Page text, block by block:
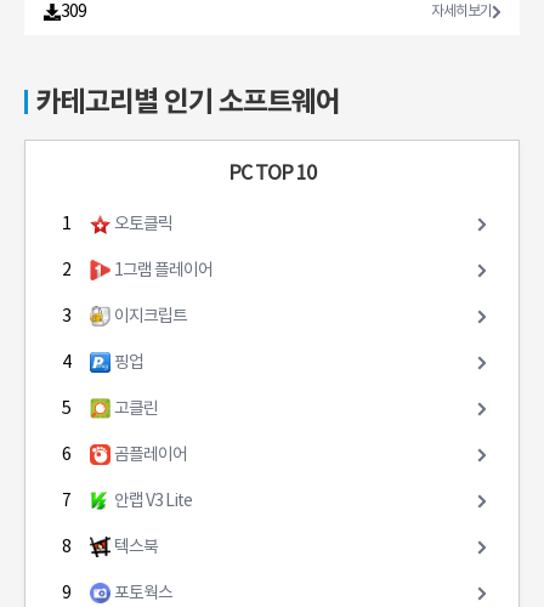
309 자세히보기
카테고리별 인기 소프트웨어
PC TOP 10
1 오토클릭
2 1그램 플레이어
3 이지크립트
4 핑업
5 고클린
6 곰플레이어
7 안랩 V3 Lite
8 텍스북
9 포토웍스